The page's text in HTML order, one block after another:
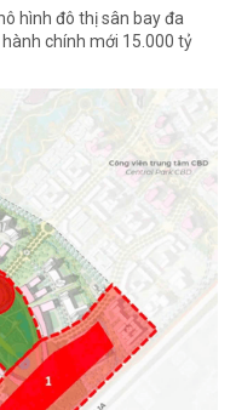
hình đô thị sân bay đa
chính mới 15.000 tỷ